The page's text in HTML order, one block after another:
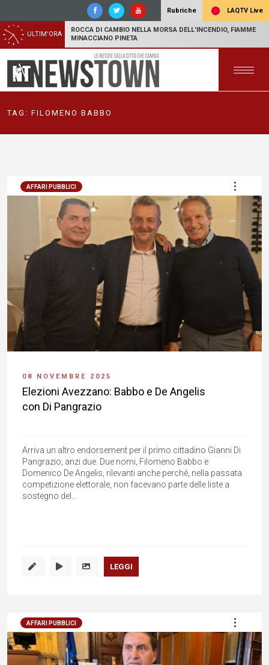
Rubriche LAQTV Live
ULTIM'ORA
ROCCA DI CAMBIO NELLA MORSA DELL'INCENDIO, FIAMME
MINACCIANO PINETA
TAG: FILOMENO BABBO
AFFARI PUBBLICI
08 NOVEMBRE 2025
Elezioni Avezzano: Babbo e De Angelis
con Di Pangrazio
Arriva un altro endorsement per il primo cittadino Gianni Di
Pangrazio, anzi due. Due nomi, Filomeno Babbo e
Domenico De Angelis, rilevanti anche perché, nella passata
competizione elettorale, non facevano parte delle liste a
sostegno del...
LEGGI
AFFARI PUBBLICI